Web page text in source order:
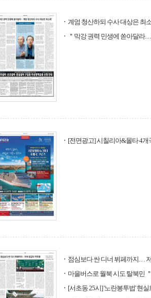
계엄 청산하되 수사 대상은 최
＂막강 권력 민생에 쏟아달라
[전면광고] 시칠리아&몰타 4개
점심보다 싼 디너 뷔페까지…
마을버스로 월북 시도 탈북민
[서초동 25시] '노란봉투법' 현